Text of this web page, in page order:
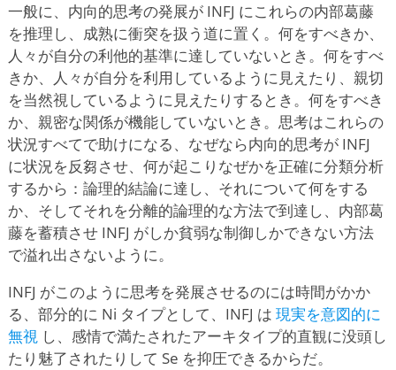
一般に、内向的思考の発展が INFJ にこれらの内部葛藤
を推理し、成熟に衝突を扱う道に置く。何をすべきか、
人々が自分の利他的基準に達していないとき。何をすべ
きか、人々が自分を利用しているように見えたり、親切
を当然視しているように見えたりするとき。何をすべき
か、親密な関係が機能していないとき。思考はこれらの
状況すべてで助けになる、なぜなら内向的思考が INFJ
に状況を反芻させ、何が起こりなぜかを正確に分類分析
するから：論理的結論に達し、それについて何をする
か、そしてそれを分離的論理的な方法で到達し、内部葛
藤を蓄積させ INFJ がしか貧弱な制御しかできない方法
で溢れ出さないように。
INFJ がこのように思考を発展させるのには時間がかか
る、部分的に Ni タイプとして、INFJ は 現実を意図的に
無視 し、感情で満たされたアーキタイプ的直観に没頭し
たり魅了されたりして Se を抑圧できるからだ。